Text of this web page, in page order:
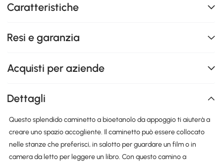
Caratteristiche
Resi e garanzia
Acquisti per aziende
Dettagli
Questo splendido caminetto a bioetanolo da appoggio ti aiuterà a
creare uno spazio accogliente. Il caminetto può essere collocato
nelle stanze che preferisci, in salotto per guardare un film o in
camera da letto per leggere un libro. Con questo camino a